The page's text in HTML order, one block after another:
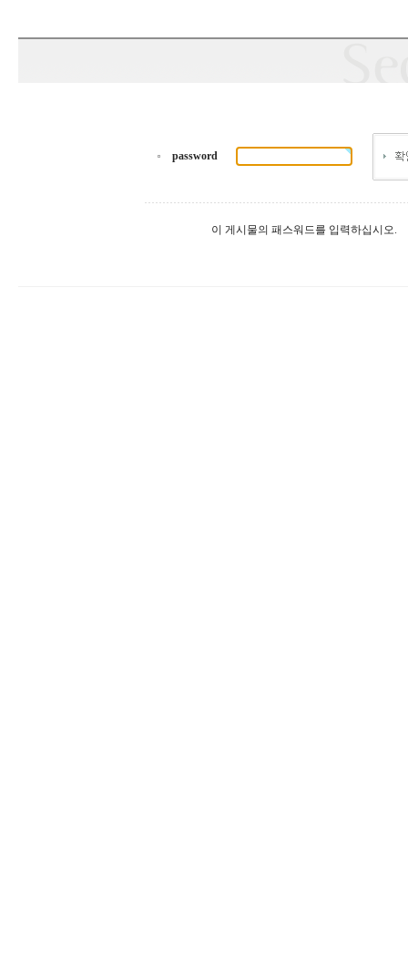
password
이 게시물의 패스워드를 입력하십시오.